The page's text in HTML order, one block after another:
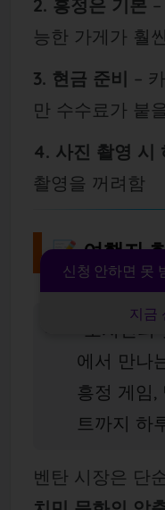
신청 안하면 못
지금
2. 흥정은 기본
능한 가게가 훨
3. 현금 준비 –
만 수수료가 붙
4. 사진 촬영 시
촬영을 꺼려함
📝 여행자
“호치민
에서 만나
흥정 게임,
트까지 하
벤탄 시장은 단